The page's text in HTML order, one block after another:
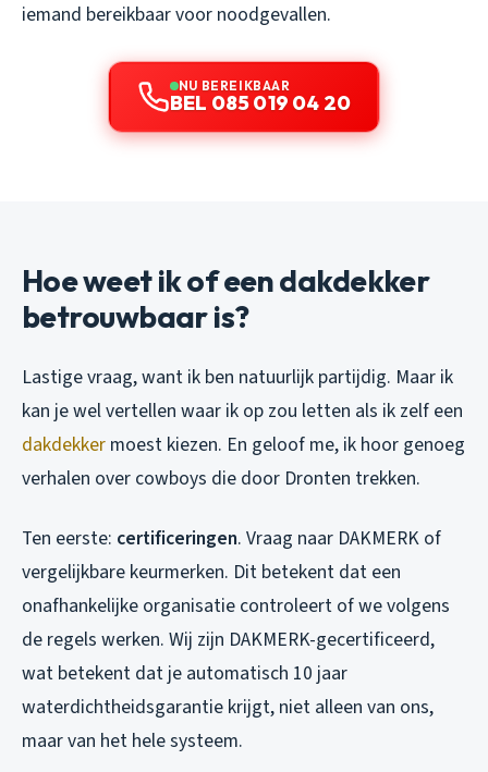
iemand bereikbaar voor noodgevallen.
NU BEREIKBAAR
BEL 085 019 04 20
Hoe weet ik of een dakdekker
betrouwbaar is?
Lastige vraag, want ik ben natuurlijk partijdig. Maar ik
kan je wel vertellen waar ik op zou letten als ik zelf een
dakdekker moest kiezen. En geloof me, ik hoor genoeg
verhalen over cowboys die door Dronten trekken.
Ten eerste: certificeringen. Vraag naar DAKMERK of
vergelijkbare keurmerken. Dit betekent dat een
onafhankelijke organisatie controleert of we volgens
de regels werken. Wij zijn DAKMERK-gecertificeerd,
wat betekent dat je automatisch 10 jaar
waterdichtheidsgarantie krijgt, niet alleen van ons,
maar van het hele systeem.